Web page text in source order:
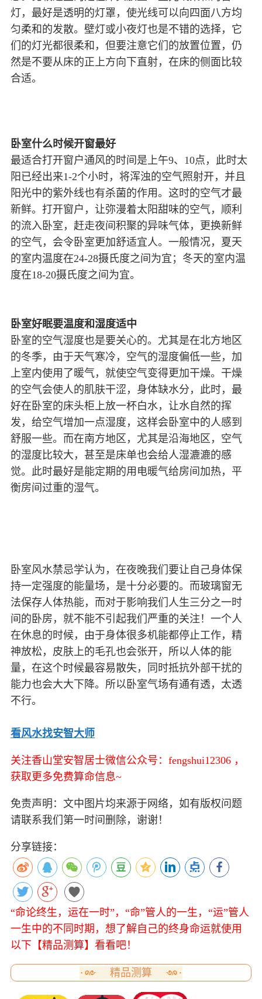
灯，最好是透明的灯罩，使光线可以向四面八方均
匀柔和的发散。壁灯或小夜灯也是不错的选择，它
们的灯光都很柔和，但要注意它们的放置位置，仍
然是不要从床的正上方向下直射，在床的侧面比较
合适。
卧室什么时候开窗最好
最适合打开窗户通风的时间是上午9、10点，此时太
阳已经出来1-2个小时，将浑浊的空气照射开，并且
阳光中的紫外线也有杀菌的作用。这时的空气才最
新鲜。打开窗户，让弥漫着太阳甜味的空气，顺利
的流入卧室，赶走夜间积聚的异味气体，更换新鲜
的空气，会令卧室更加舒适宜人。一般情况，夏天
的室内温度在24-28摄氏度之间为宜；冬天的室内温
度在18-20摄氏度之间为宜。
卧室好眠要温度和湿度适中
卧室的空气湿度也是要关心的。尤其是在北方地区
的冬季，由于天气寒冷，空气的湿度偏低一些，加
上室内使用了暖气，就使空气变得更加干燥。干燥
的空气会使人的肌肤干涩，身体缺水分，此时，最
好在卧室的床头柜上放一杯白水，让水自然的挥
发，给空气增加一点湿度，这样会卧室中的人感到
舒服一些。而在南方地区，尤其是沿海地区，空气
的湿度比较大，甚至是床单也会给人湿漉漉的感
觉。此时最好是能定期的用电暖气给房间加热，平
衡房间过重的湿气。
卧室风水禁忌学认为，在夜晚我们要让自己身体保
持一定强度的能量场，是十分必要的。而玻璃窗无
法保存人体热能，而对于影响我们人生三分之一时
间的卧房，就不能不引起我们严重的关注！一个人
在休息的时候，由于身体很多机能都停止工作，精
神放松，皮肤上的毛孔也会张开，所以人体的能
量，在这个时候最容易散失，同时抵抗外部干扰的
能力也会大大下降。所以卧室气场有通有透，太透
不行。
看风水找安智大师
关注香山堂安智居士微信公众号：fengshui12306 ，
获取更多免费算命信息~
免责声明：文中图片均来源于网络，如有版权问题
请联系我们第一时间删除，谢谢！
分享链接：
“命论终生，运在一时”，“命”管人的一生，“运”管人
一生中的不同时期，想了解自己的终身命运就使用
以下【精品测算】看看吧！
精品测算